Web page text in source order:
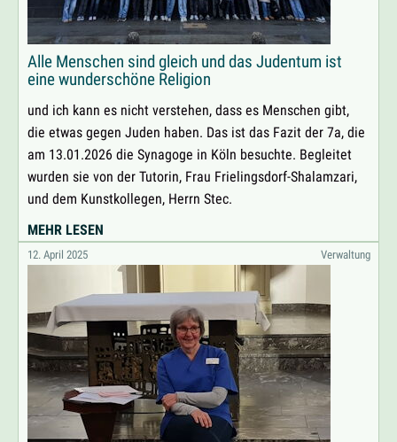
Alle Menschen sind gleich und das Judentum ist
eine wunderschöne Religion
und ich kann es nicht verstehen, dass es Menschen gibt,
die etwas gegen Juden haben. Das ist das Fazit der 7a, die
am 13.01.2026 die Synagoge in Köln besuchte. Begleitet
wurden sie von der Tutorin, Frau Frielingsdorf-Shalamzari,
und dem Kunstkollegen, Herrn Stec.
MEHR LESEN
SIND
GLEICH
UND
DAS
JUDENTUM
IST
EINE
WUNDERSCHÖNE
12. April 2025 Verwaltung